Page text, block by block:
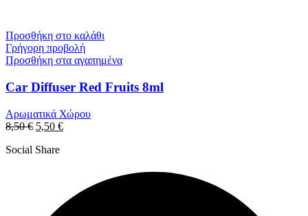
Προσθήκη στο καλάθι
Γρήγορη προβολή
Προσθήκη στα αγαπημένα
Car Diffuser Red Fruits 8ml
Αρωματικά Χώρου
8,50€ 5,50 €
Social Share